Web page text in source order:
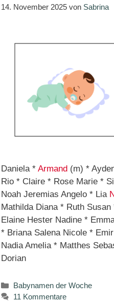
14. November 2025 von Sabrina
Daniela * Armand (m) *
Rio * Claire * Rose Marie *
Noah Jeremias Angelo * Lia
Mathilda Diana * Ruth
Elaine Hester Nadine *
* Briana Salena Nicole *
Nadia Amelia * Matthes
Dorian
Kategorien
Babynamen der Woche
11 Kommentare